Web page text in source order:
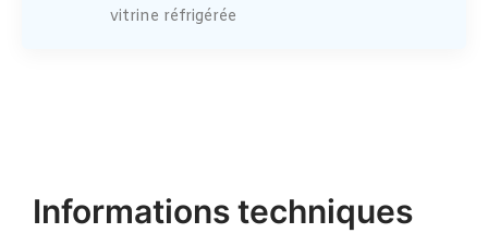
vitrine réfrigérée
Informations techniques